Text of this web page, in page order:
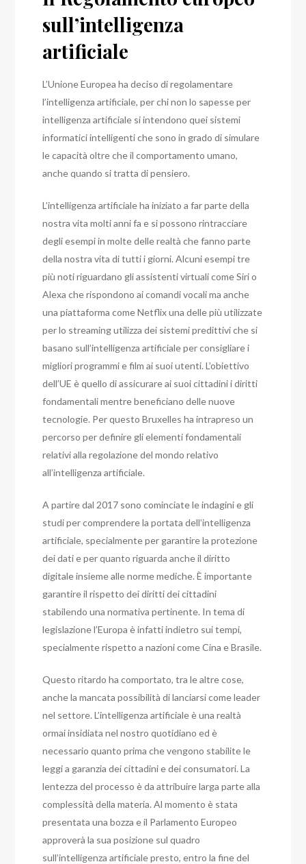
sull’intelligenza
artificiale
L’Unione Europea ha deciso di regolamentare
l’intelligenza artificiale, per chi non lo sapesse per
intelligenza artificiale si intendono quei sistemi
informatici intelligenti che sono in grado di simulare
le capacità oltre che il comportamento umano,
anche quando si tratta di pensiero.
L’intelligenza artificiale ha iniziato a far parte della
nostra vita molti anni fa e si possono rintracciare
degli esempi in molte delle realtà che fanno parte
della nostra vita di tutti i giorni.Alcuni esempi tre
più noti riguardano gli assistenti virtuali come Siri o
Alexa che rispondono ai comandi vocali ma anche
una piattaforma come Netflix una delle più utilizzate
per lo streaming utilizza dei sistemi predittivi che si
basano sull’intelligenza artificiale per consigliare i
migliori programmi e film ai suoi utenti.L’obiettivo
dell’UE è quello di assicurare ai suoi cittadini i diritti
fondamentali mentre beneficiano delle nuove
tecnologie. Per questo Bruxelles ha intrapreso un
percorso per definire gli elementi fondamentali
relativi alla regolazione del mondo relativo
all’intelligenza artificiale.
A partire dal 2017 sono cominciate le indagini e gli
studi per comprendere la portata dell’intelligenza
artificiale, specialmente per garantire la protezione
dei dati e per quanto riguarda anche il diritto
digitale insieme alle norme mediche. È importante
garantire il rispetto dei diritti dei cittadini
stabilendo una normativa pertinente. In tema di
legislazione l’Europa è infatti indietro sui tempi,
specialmente rispetto a nazioni come Cina e Brasile.
Questo ritardo ha comportato, tra le altre cose,
anche la mancata possibilità di lanciarsi come leader
nel settore.L’intelligenza artificiale è una realtà
ormai insidiata nel nostro quotidiano ed è
necessario quanto prima che vengono stabilite le
leggi a garanzia dei cittadini e dei consumatori.La
lentezza del processo è da attribuire larga parte alla
complessità della materia.Al momento è stata
presentata una bozza e il Parlamento Europeo
approverà la sua posizione sul quadro
sull’intelligenza artificiale presto, entro la fine del